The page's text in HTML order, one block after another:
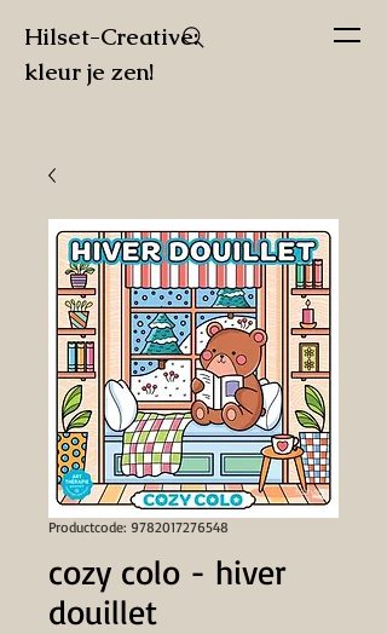
Hilset-Creative:
kleur je zen!
Productcode: 9782017276548
cozy colo - hiver
douillet